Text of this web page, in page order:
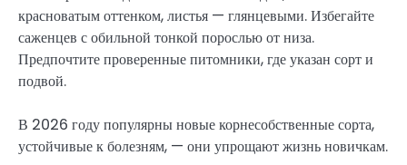
красноватым оттенком, листья — глянцевыми. Избегайте
саженцев с обильной тонкой порослью от низа.
Предпочтите проверенные питомники, где указан сорт и
подвой.
В 2026 году популярны новые корнесобственные сорта,
устойчивые к болезням, — они упрощают жизнь новичкам.